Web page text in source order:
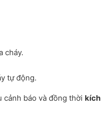
cháy.
tự động.
cảnh báo và đồng thời